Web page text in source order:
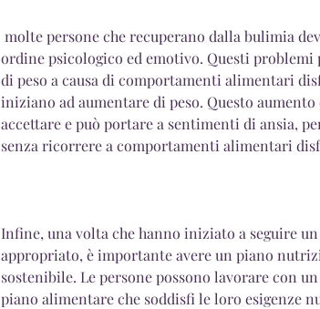
ordine psicologico ed emotivo. Questi problemi
di peso a causa di comportamenti alimentari
iniziano ad aumentare di peso. Questo
accettare e può portare a sentimenti di ansia,
senza ricorrere a comportamenti alimentari
Infine, una volta che hanno iniziato a seguire
appropriato, è importante avere un piano
sostenibile. Le persone possono lavorare con
piano alimentare che soddisfi le loro esigenze